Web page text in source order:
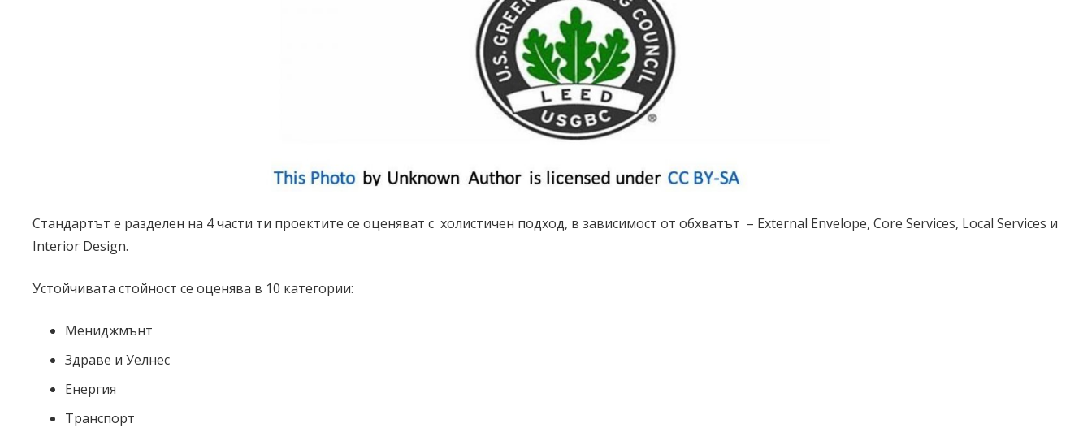
Стандартът е разделен на 4 части ти проектите се оценяват с холистичен подход, в зависимост от обхватът – External Envelope, Core Services, Local Services и
Interior Design.
Устойчивата стойност се оценява в 10 категории:
Мениджмънт
Здраве и Уелнес
Енергия
Транспорт